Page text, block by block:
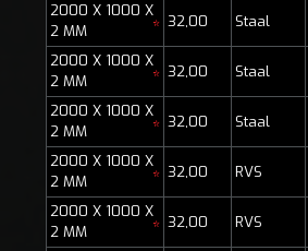
2000 X 1000 X
2 MM
* 32,00 Staal
2000 X 1000 X
2 MM
* 32,00 Staal
2000 X 1000 X
2 MM
* 32,00 Staal
2000 X 1000 X
2 MM
* 32,00 RVS
2000 X 1000 X
2 MM
* 32,00 RVS